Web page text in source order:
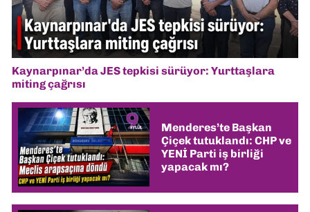
Kaynarpınar’da JES tepkisi sürüyor: Yurttaşlara
miting çağrısı
Menderes’te Başkan
Çiçek tutuklandı: CHP ve
YENİ Parti iş birliği
yapacak mı?